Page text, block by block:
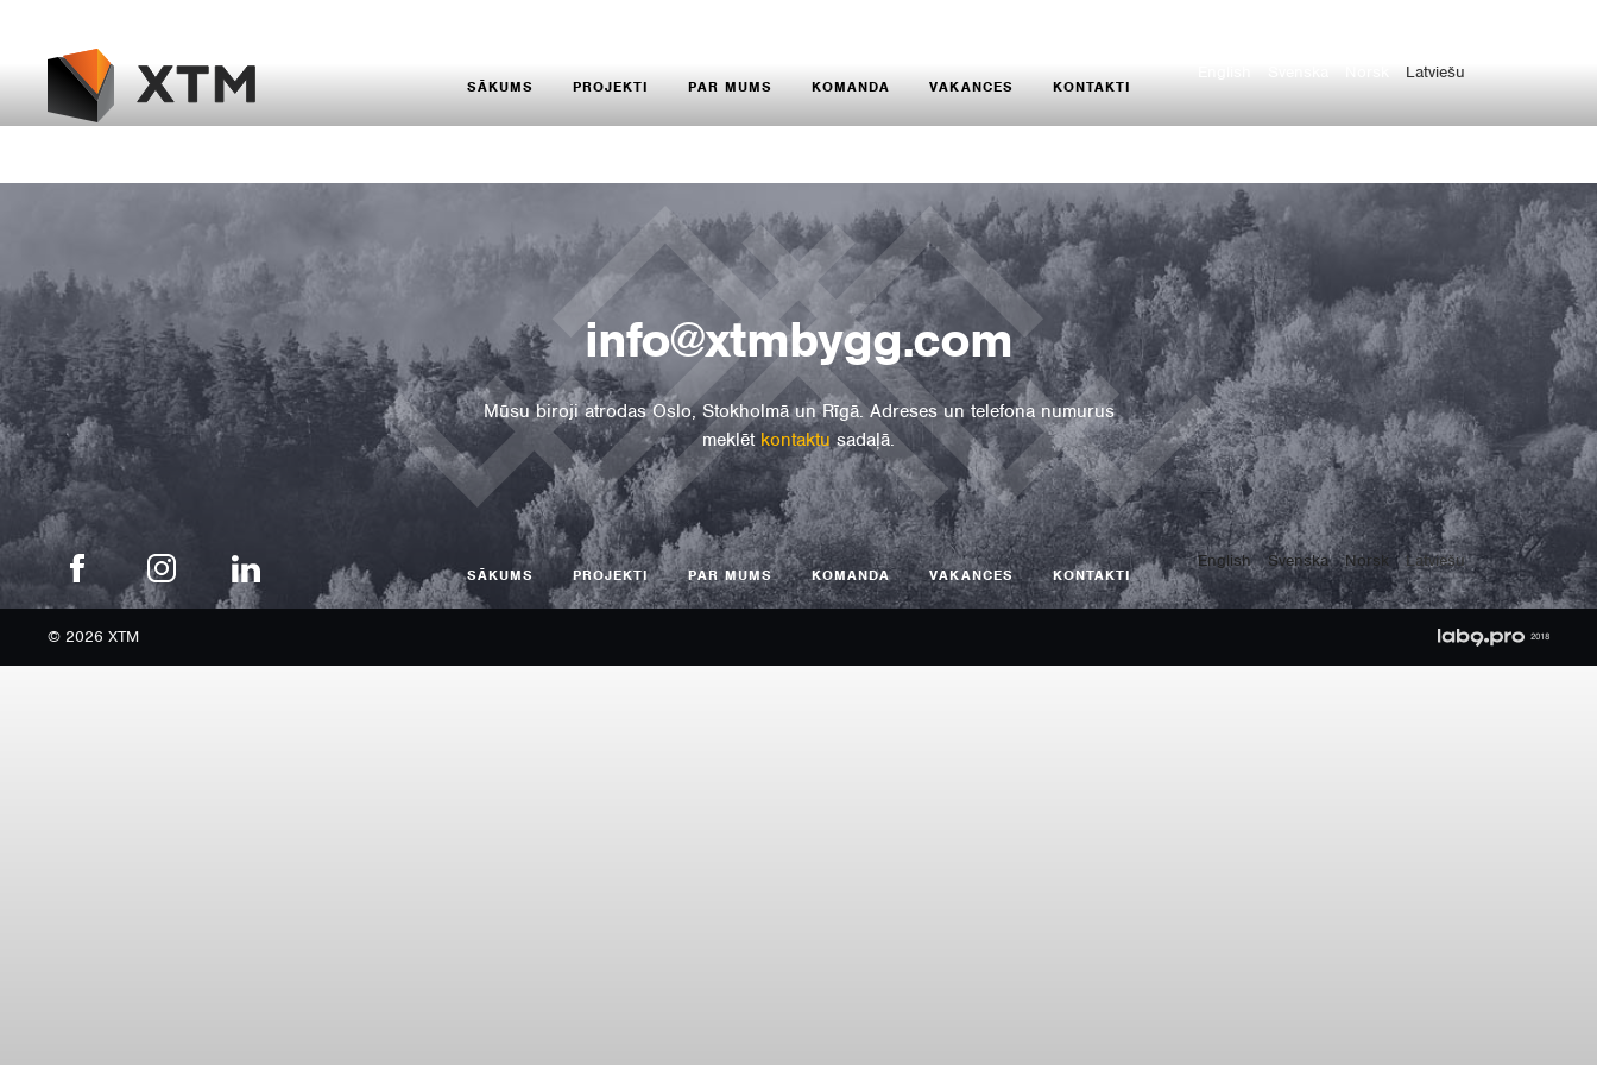
SĀKUMS PROJEKTI PAR MUMS KOMANDA VAKANCES KONTAKTI
Latviešu
info@xtmbygg.com
Mūsu biroji atrodas Oslo, Stokholmā un Rīgā. Adreses un telefona numurus
meklētkontaktusadaļā.
SĀKUMS PROJEKTI PAR MUMS KOMANDA VAKANCES KONTAKTI
English Svenska Norsk Latviešu
© 2026 XTM 2018